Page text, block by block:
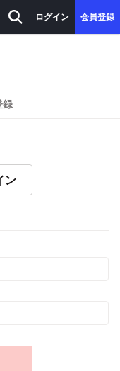
ログイン 会員登録
録
ン